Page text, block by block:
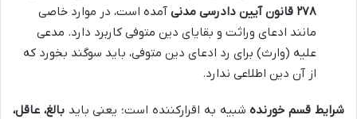
۲۷۸ قانون آیین دادرسی مدنی
آمده است، در موارد خاصی
مانند ادعای وراثت و بقایای دین متوفی کاربرد دارد. مدعی
علیه (وارث) برای رد ادعای دین متوفی، باید سوگند بخورد که
از آن دین اطلاعی ندارد.
شرایط قسم خورندهشبیه به اقرارکننده است؛ یعنی بایدبالغ، عاقل،